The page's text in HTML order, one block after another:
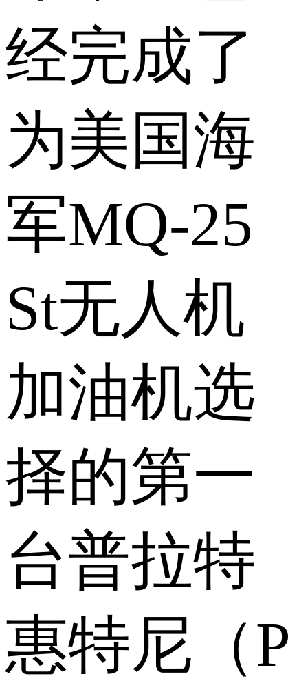
经完成了
为美国海
军MQ-25
St无人机
加油机选
择的第一
台普拉特
惠特尼（P